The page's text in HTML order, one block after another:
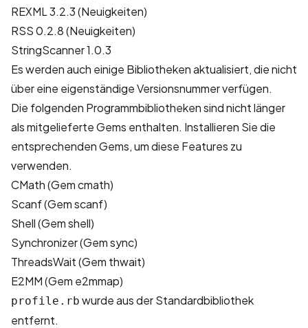
REXML 3.2.3 (Neuigkeiten)
RSS 0.2.8 (Neuigkeiten)
StringScanner 1.0.3
Es werden auch einige Bibliotheken aktualisiert, die nicht
über eine eigenständige Versionsnummer verfügen.
Die folgenden Programmbibliotheken sind nicht länger
als mitgelieferte Gems enthalten. Installieren Sie die
entsprechenden Gems, um diese Features zu
verwenden.
CMath (Gem cmath)
Scanf (Gem scanf)
Shell (Gem shell)
Synchronizer (Gem sync)
ThreadsWait (Gem thwait)
E2MM (Gem e2mmap)
profile.rb wurde aus der Standardbibliothek
entfernt.